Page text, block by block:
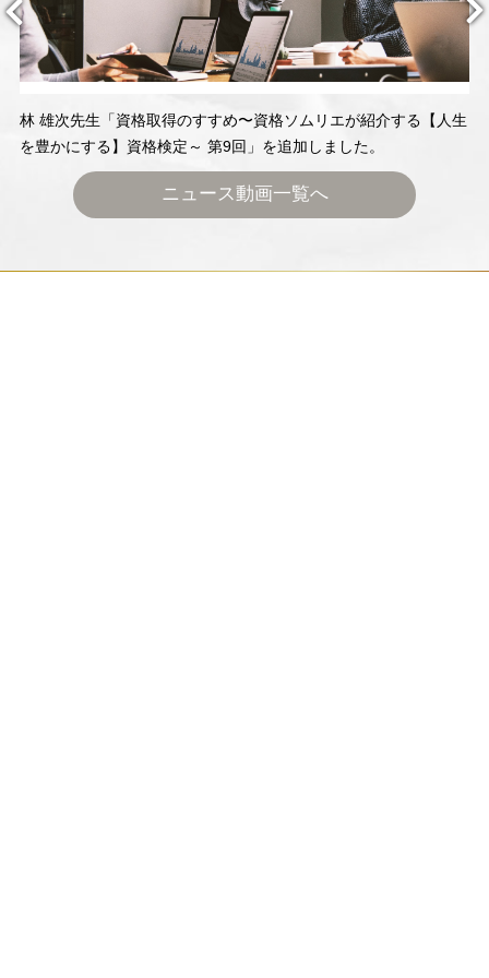
ニュース動画一覧へ
林 雄次先生「資格取得のすすめ〜資格ソムリエが紹介する【人生
を豊かにする】資格検定～ 第9回」を追加しました。